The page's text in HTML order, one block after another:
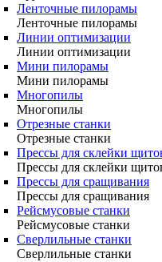
Ленточные пилорамы
Ленточные пилорамы
Линии оптимизации
Линии оптимизации
Мини пилорамы
Мини пилорамы
Многопилы
Многопилы
Отрезные станки
Отрезные станки
Прессы для склейки
Прессы для склейки
Прессы для сращивания
Прессы для сращивания
Рейсмусовые станки
Рейсмусовые станки
Сверлильные станки
Сверлильные станки